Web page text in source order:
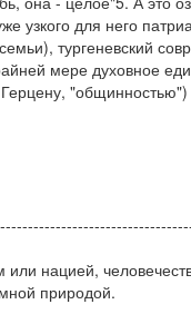
узкого для него
тургеневский
мере духовное
или нацией,
природой.